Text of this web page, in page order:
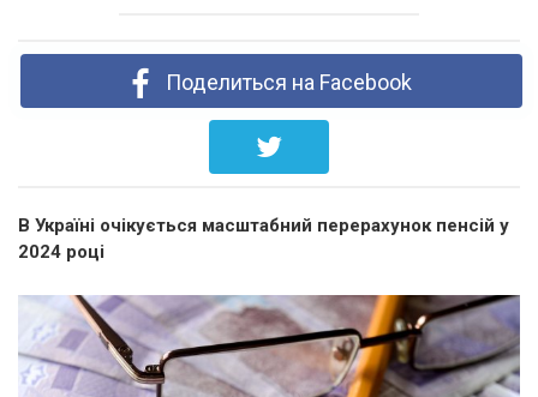
Поделиться на Facebook
В Україні очікується масштабний перерахунок пенсій у
2024 році